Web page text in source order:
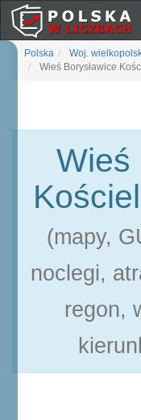
Polska Woj.
Wieś Borysławice
Wieś
(mapy,
noclegi,
regon,